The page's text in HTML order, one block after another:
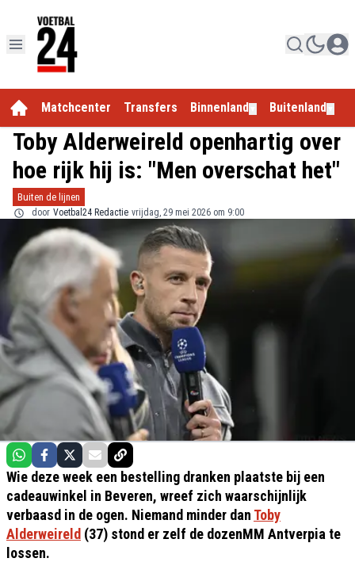
Matchcenter Transfers Binnenland Buitenland
Toby Alderweireld openhartig over
hoe rijk hij is: "Men overschat het"
Buiten de lijnen
door Voetbal24 Redactie vrijdag, 29 mei 2026 om 9:00
Wie deze week een bestelling dranken plaatste bij een
cadeauwinkel in Beveren, wreef zich waarschijnlijk
verbaasd in de ogen. Niemand minder dan Toby
Alderweireld (37) stond er zelf de dozenMM Antverpia te
lossen.